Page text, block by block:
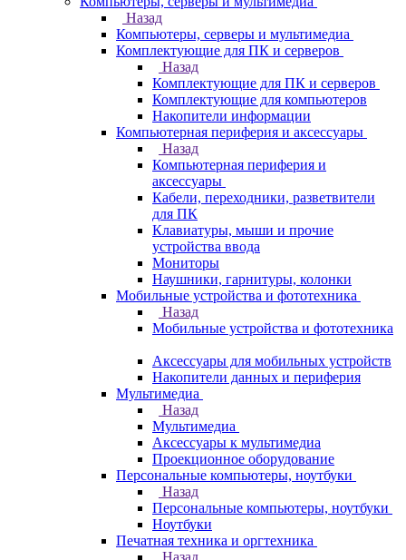
Назад
Компьютеры, серверы и мультимедиа
Комплектующие для ПК и серверов
Назад
Комплектующие для ПК и серверов
Комплектующие для компьютеров
Накопители информации
Компьютерная периферия и аксессуары
Назад
Компьютерная периферия и
аксессуары
Кабели, переходники, разветвители
для ПК
Клавиатуры, мыши и прочие
устройства ввода
Мониторы
Наушники, гарнитуры, колонки
Мобильные устройства и фототехника
Назад
Мобильные устройства и фототехника
Аксессуары для мобильных устройств
Накопители данных и периферия
Мультимедиа
Назад
Мультимедиа
Аксессуары к мультимедиа
Проекционное оборудование
Персональные компьютеры, ноутбуки
Назад
Персональные компьютеры, ноутбуки
Ноутбуки
Печатная техника и оргтехника
Назад